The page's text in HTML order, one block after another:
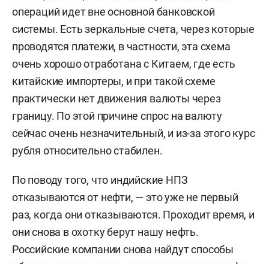
операций идет вне основной банковской
системы. Есть зеркальные счета, через которые
проводятся платежи, в частности, эта схема
очень хорошо отработана с Китаем, где есть
китайские импортеры, и при такой схеме
практически нет движения валюты через
границу. По этой причине спрос на валюту
сейчас очень незначительный, и из-за этого курс
рубля относительно стабилен.
По поводу того, что индийские НПЗ
отказываются от нефти, — это уже не первый
раз, когда они отказываются. Проходит время, и
они снова в охотку берут нашу нефть.
Российские компании снова найдут способы